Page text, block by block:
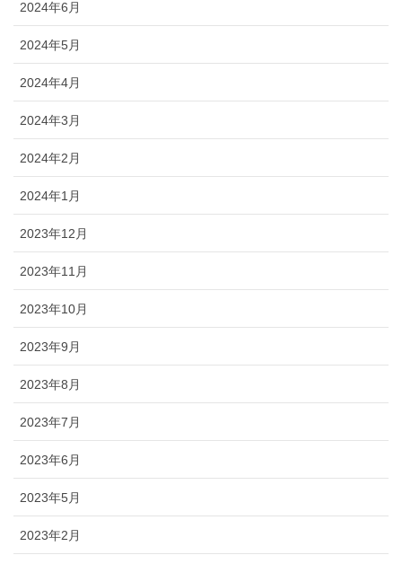
2024年6月
2024年5月
2024年4月
2024年3月
2024年2月
2024年1月
2023年12月
2023年11月
2023年10月
2023年9月
2023年8月
2023年7月
2023年6月
2023年5月
2023年2月